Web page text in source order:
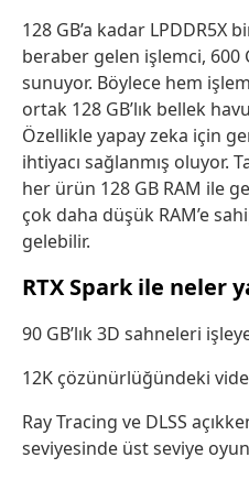
128 GB’a kadar LPDDR5X
beraber gelen işlemci, 600
sunuyor. Böylece hem
ortak 128 GB’lık bellek
Özellikle yapay zeka için
ihtiyacı sağlanmış oluyor.
her ürün 128 GB RAM ile
çok daha düşük RAM’e
gelebilir.
RTX Spark ile neler
90 GB’lık 3D sahneleri
12K çözünürlüğündeki
Ray Tracing ve DLSS
seviyesinde üst seviye